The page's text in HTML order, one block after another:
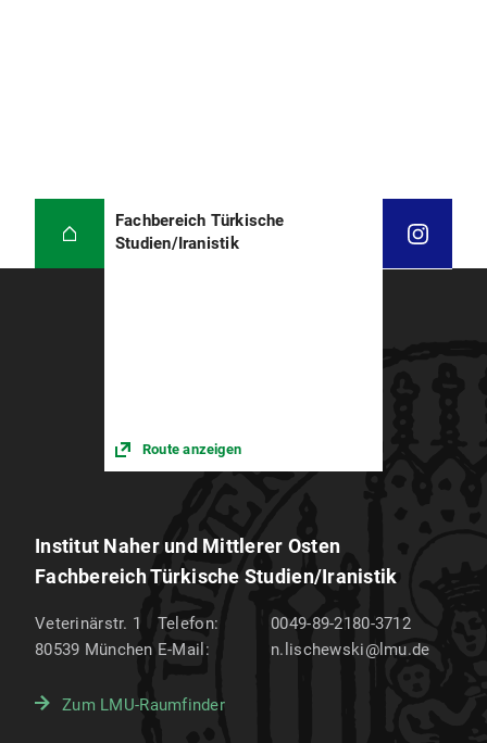
Fachbereich Türkische
Studien/Iranistik
Route anzeigen
Institut Naher und Mittlerer Osten
Fachbereich Türkische Studien/Iranistik
Veterinärstr. 1
80539 München
Telefon:
0049-89-2180-3712
E-Mail:
n.lischewski@lmu.de
Zum LMU-Raumfinder